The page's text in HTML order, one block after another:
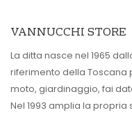
VANNUCCHI STORE
La ditta nasce nel 1965
riferimento della Toscana
moto, giardinaggio, fai
Nel 1993 amplia la